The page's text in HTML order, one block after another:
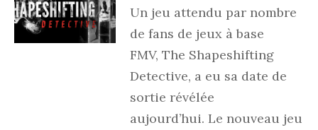
Un jeu attendu par nombre
de fans de jeux à base
FMV, The Shapeshifting
Detective, a eu sa date de
sortie révélée
aujourd’hui. Le nouveau jeu